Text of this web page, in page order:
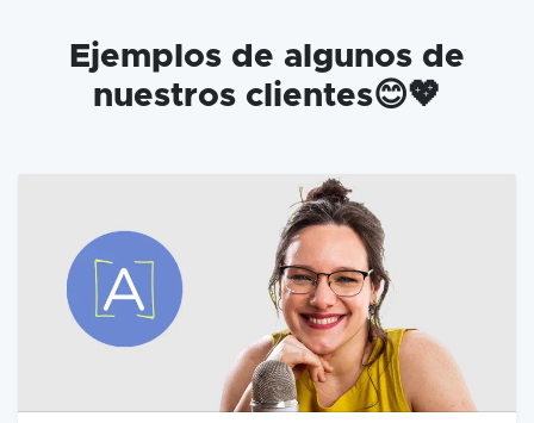
Ejemplos de algunos de
nuestros clientes😊💖